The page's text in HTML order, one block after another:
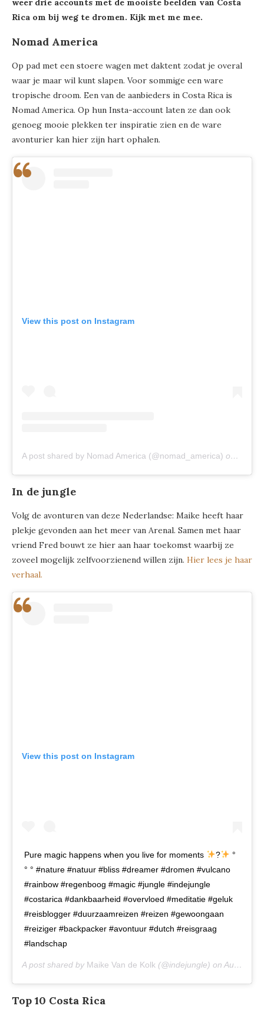
weer drie accounts met de mooiste beelden van Costa
Rica om bij weg te dromen. Kijk met me mee.
Nomad America
Op pad met een stoere wagen met daktent zodat je overal
waar je maar wil kunt slapen. Voor sommige een ware
tropische droom. Een van de aanbieders in Costa Rica is
Nomad America. Op hun Insta-account laten ze dan ook
genoeg mooie plekken ter inspiratie zien en de ware
avonturier kan hier zijn hart ophalen.
View this post on Instagram
A post shared by Nomad America (@nomad_america) on
In de jungle
Volg de avonturen van deze Nederlandse: Maike heeft haar
plekje gevonden aan het meer van Arenal. Samen met haar
vriend Fred bouwt ze hier aan haar toekomst waarbij ze
zoveel mogelijk zelfvoorzienend willen zijn. Hier lees je haar
verhaal.
View this post on Instagram
Pure magic happens when you live for moments ?
°
° ° #nature #natuur #bliss #dreamer #dromen #vulcano
#rainbow #regenboog #magic #jungle #indejungle
#costarica #dankbaarheid #overvloed #meditatie #geluk
#reisblogger #duurzaamreizen #reizen #gewoongaan
#reiziger #backpacker #avontuur #dutch #reisgraag
#landschap
A post shared by Maike Van de Kolk (@indejungle) on Aug 2, 2018 at 7:32pm PDT
Top 10 Costa Rica